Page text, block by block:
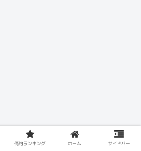
俺的ランキング ホーム サイドバー